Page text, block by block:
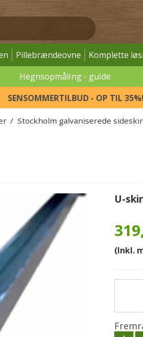
Pillebrændeovne Komplette
Hegnsopmåling - guide
SENSOMMERTILBUD - OP TIL
/ Stockholm galvaniserede
U-
(Inkl.